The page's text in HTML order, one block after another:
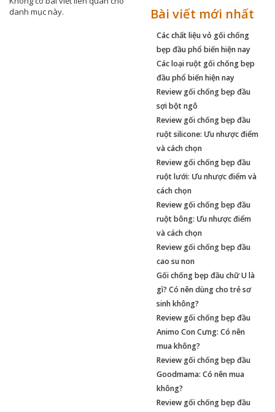
danh mục này.
Bài viết mới nhất
Các chất liệu vỏ gối chống
bẹp đầu phổ biến hiện nay
Các loại ruột gối chống bẹp
đầu phổ biến hiện nay
Review gối chống bẹp đầu
sợi bột ngô
Review gối chống bẹp đầu
ruột silicone: Ưu nhược điểm
và cách chọn
Review gối chống bẹp đầu
ruột lưới: Ưu nhược điểm và
cách chọn
Review gối chống bẹp đầu
ruột bông: Ưu nhược điểm
và cách chọn
Review gối chống bẹp đầu
cao su non
Gối chống bẹp đầu chữ U là
gì? Có nên dùng cho trẻ sơ
sinh không?
Review gối chống bẹp đầu
Animo Con Cưng: Có nên
mua không?
Review gối chống bẹp đầu
Goodmama: Có nên mua
không?
Review gối chống bẹp đầu